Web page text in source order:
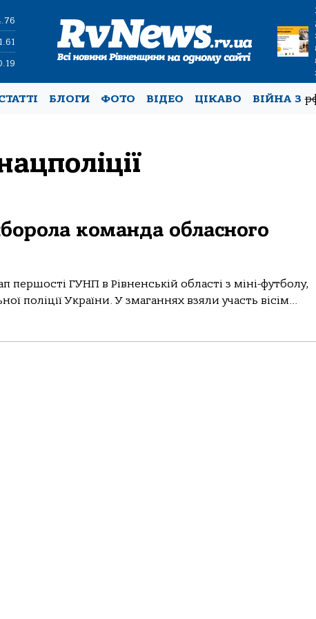
БЛОГИ ФОТО ВІДЕО ЦІКАВО ВІЙНА З
команда обласного
ГУНП в Рівненській області з міні-футболу,
поліції України. У змаганнях взяли участь вісім...